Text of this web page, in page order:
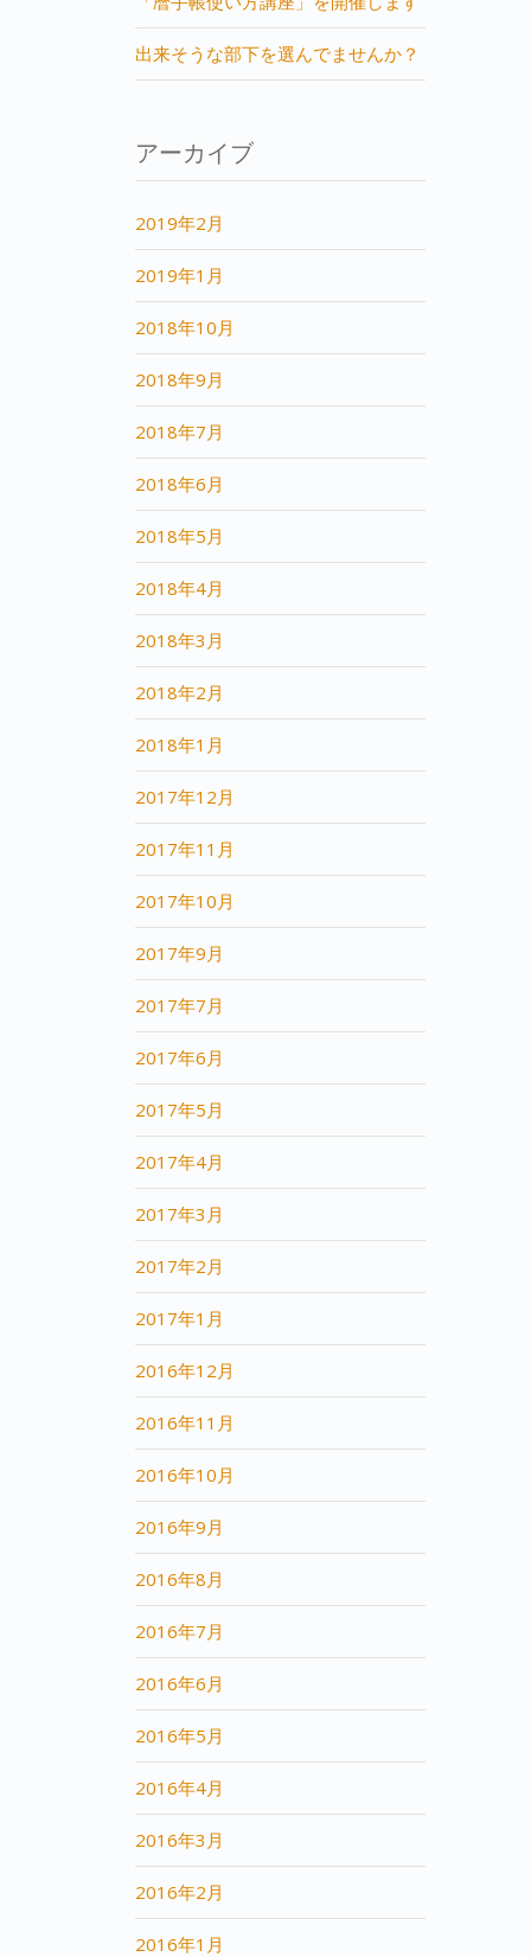
出来そうな部下を選んでませんか？
アーカイブ
2019年2月
2019年1月
2018年10月
2018年9月
2018年7月
2018年6月
2018年5月
2018年4月
2018年3月
2018年2月
2018年1月
2017年12月
2017年11月
2017年10月
2017年9月
2017年7月
2017年6月
2017年5月
2017年4月
2017年3月
2017年2月
2017年1月
2016年12月
2016年11月
2016年10月
2016年9月
2016年8月
2016年7月
2016年6月
2016年5月
2016年4月
2016年3月
2016年2月
2016年1月